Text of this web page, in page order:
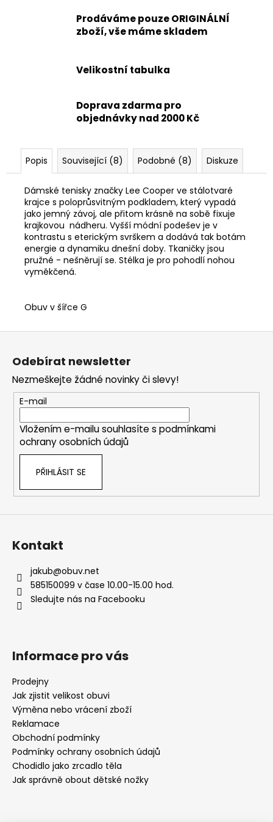
Prodáváme pouze ORIGINÁLNÍ
zboží, vše máme skladem
Velikostní tabulka
Doprava zdarma pro
objednávky nad 2000 Kč
Popis Související (8) Podobné (8) Diskuze
Dámské tenisky značky Lee Cooper ve stálotvaré
krajce s poloprůsvitným podkladem, který vypadá
jako jemný závoj, ale přitom krásně na sobě fixuje
krajkovou nádheru. Vyšší módní podešev je v
kontrastu s eterickým svrškem a dodává tak botám
energie a dynamiku dnešní doby. Tkaničky jsou
pružné - nešněrují se. Stélka je pro pohodlí nohou
vyměkčená.
Obuv v šířce G
Z
Odebírat newsletter
Nezmeškejte žádné novinky či slevy!
E-mail
Vložením e-mailu souhlasíte s podmínkami
ochrany osobních údajů
PŘIHLÁSIT SE
Kontakt
jakub@obuv.net
585150099 v čase 10.00-15.00 hod.
Sledujte nás na Facebooku
Informace pro vás
Prodejny
Jak zjistit velikost obuvi
Výměna nebo vrácení zboží
Reklamace
Obchodní podmínky
Podmínky ochrany osobních údajů
Chodidlo jako zrcadlo těla
Jak správně obout dětské nožky